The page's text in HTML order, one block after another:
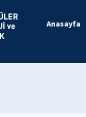
Anasayfa